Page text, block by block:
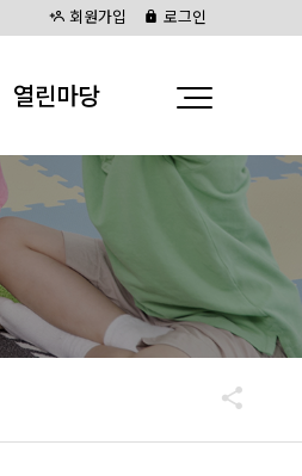
회원가입 로그인
열린마당